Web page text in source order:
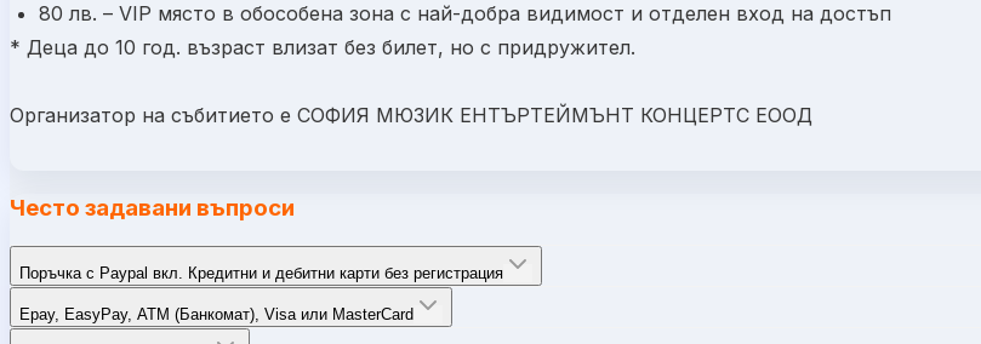
80 лв. – VIP място в обособена зона с най-добра видимост и отделен вход на достъп
* Деца до 10 год. възраст влизат без билет, но с придружител.
Организатор на събитието е СОФИЯ МЮЗИК ЕНТЪРТЕЙМЪНТ КОНЦЕРТС ЕООД
Често задавани въпроси
Поръчка с Paypal вкл. Кредитни и дебитни карти без регистрация
Epay, EasyPay, ATM (Банкомат), Visa или MasterCard